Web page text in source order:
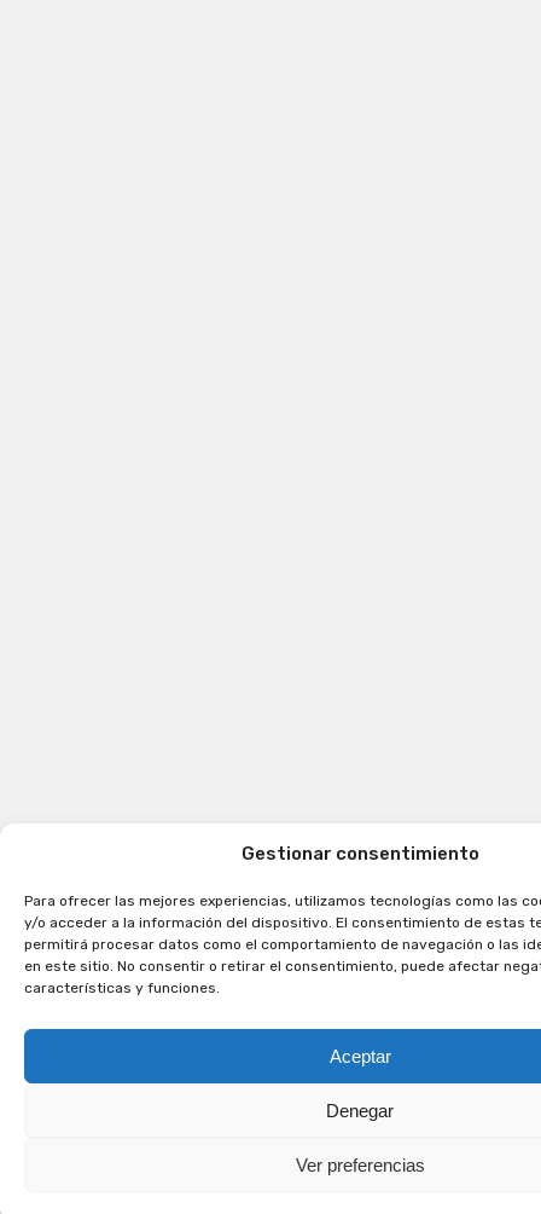
Gestionar consentimiento
Para ofrecer las mejores experiencias, utilizamos tecnologías como las
y/o acceder a la información del dispositivo. El consentimiento de estas
permitirá procesar datos como el comportamiento de navegación o las
en este sitio. No consentir o retirar el consentimiento, puede afectar
características y funciones.
Aceptar
Denegar
Ver preferencias